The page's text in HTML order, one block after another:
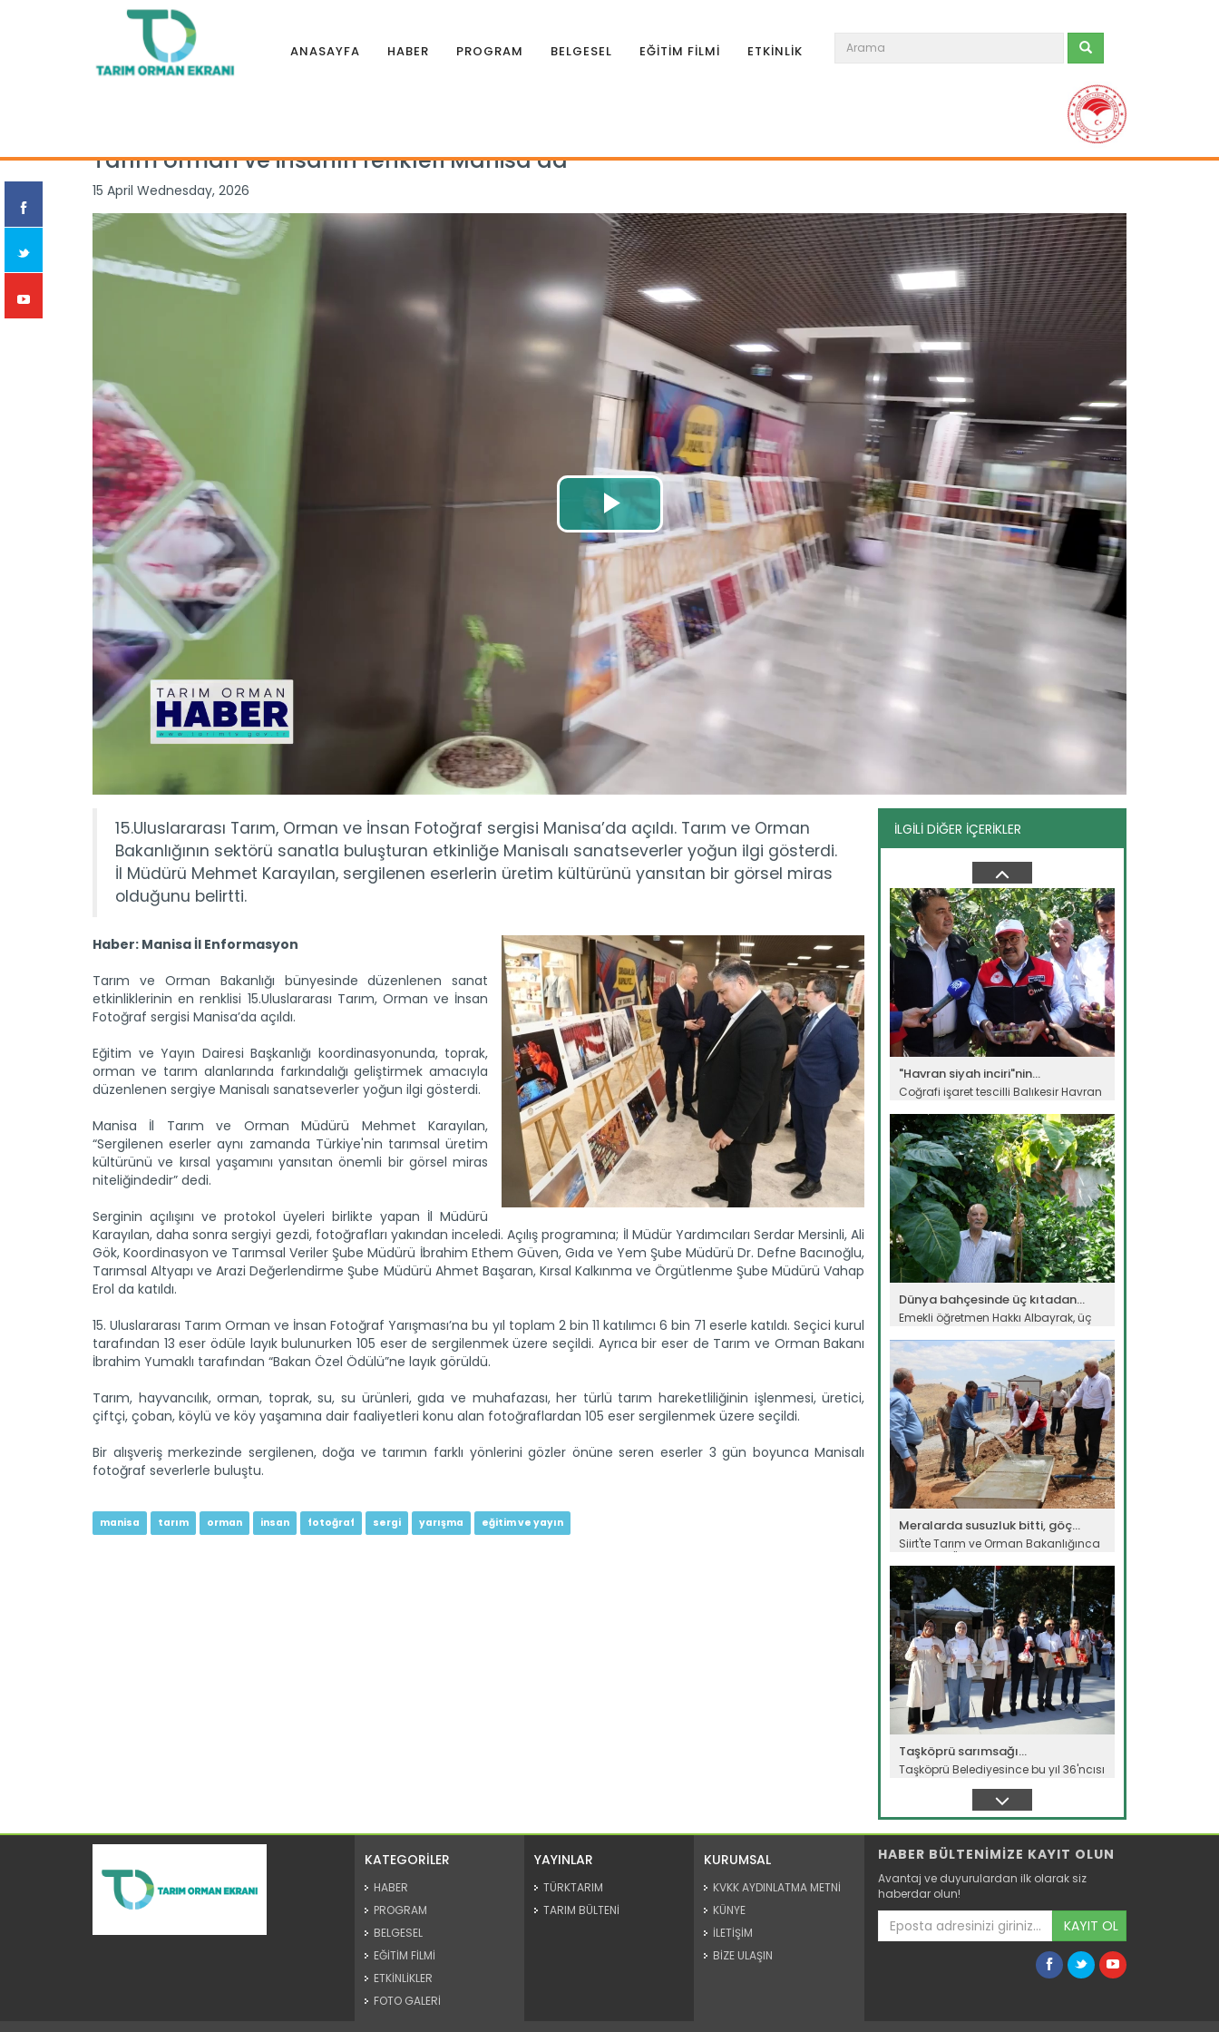
ANASAYFA HABER PROGRAM BELGESEL EĞİTİM FİLMİ ETKİNLİK
Tarım orman ve insanın renkleri Manisa’da
15 April Wednesday, 2026
15.Uluslararası Tarım, Orman ve İnsan Fotoğraf sergisi Manisa’da açıldı. Tarım ve Orman
Bakanlığının sektörü sanatla buluşturan etkinliğe Manisalı sanatseverler yoğun ilgi gösterdi.
İl Müdürü Mehmet Karayılan, sergilenen eserlerin üretim kültürünü yansıtan bir görsel miras
olduğunu belirtti.
Haber: Manisa İl Enformasyon
Tarım ve Orman Bakanlığı bünyesinde düzenlenen sanat
etkinliklerinin en renklisi 15.Uluslararası Tarım, Orman ve İnsan
Fotoğraf sergisi Manisa’da açıldı.
Eğitim ve Yayın Dairesi Başkanlığı koordinasyonunda, toprak,
orman ve tarım alanlarında farkındalığı geliştirmek amacıyla
düzenlenen sergiye Manisalı sanatseverler yoğun ilgi gösterdi.
Manisa İl Tarım ve Orman Müdürü Mehmet Karayılan,
“Sergilenen eserler aynı zamanda Türkiye'nin tarımsal üretim
kültürünü ve kırsal yaşamını yansıtan önemli bir görsel miras
niteliğindedir” dedi.
Serginin açılışını ve protokol üyeleri birlikte yapan İl Müdürü
Karayılan, daha sonra sergiyi gezdi, fotoğrafları yakından inceledi. Açılış programına; İl Müdür Yardımcıları Serdar Mersinli, Ali
Gök, Koordinasyon ve Tarımsal Veriler Şube Müdürü İbrahim Ethem Güven, Gıda ve Yem Şube Müdürü Dr. Defne Bacınoğlu,
Tarımsal Altyapı ve Arazi Değerlendirme Şube Müdürü Ahmet Başaran, Kırsal Kalkınma ve Örgütlenme Şube Müdürü Vahap
Erol da katıldı.
15. Uluslararası Tarım Orman ve İnsan Fotoğraf Yarışması’na bu yıl toplam 2 bin 11 katılımcı 6 bin 71 eserle katıldı. Seçici kurul
tarafından 13 eser ödüle layık bulunurken 105 eser de sergilenmek üzere seçildi. Ayrıca bir eser de Tarım ve Orman Bakanı
İbrahim Yumaklı tarafından “Bakan Özel Ödülü”ne layık görüldü.
Tarım, hayvancılık, orman, toprak, su, su ürünleri, gıda ve muhafazası, her türlü tarım hareketliliğinin işlenmesi, üretici,
çiftçi, çoban, köylü ve köy yaşamına dair faaliyetleri konu alan fotoğraflardan 105 eser sergilenmek üzere seçildi.
Bir alışveriş merkezinde sergilenen, doğa ve tarımın farklı yönlerini gözler önüne seren eserler 3 gün boyunca Manisalı
fotoğraf severlerle buluştu.
manisa tarım orman insan fotoğraf sergi yarışma eğitim ve yayın
İLGİLİ DİĞER İÇERİKLER
Devamını Oku ->
Genç girişimci devlet...
Erzincan’ın Tercan ilçesinde
üniversite eğitimini tamamladıktan...
Devamını Oku ->
şartlarına rağmen çorak arazide...
Devamını Oku ->
Kars’ta "Taner" buğdayı ile...
Kars'ta Tarım ve Orman Bakanlığının
destekleriyle ekimi yapılan...
Devamını Oku ->
"Havran siyah inciri"nin...
Coğrafi işaret tescilli Balıkesir Havran
Devamını Oku ->
Dünya bahçesinde üç kıtadan...
Emekli öğretmen Hakkı Albayrak, üç
Devamını Oku ->
Meralarda susuzluk bitti, göç...
Siirt'te Tarım ve Orman Bakanlığınca
yürütülen "Mera Islah ve...
Devamını Oku ->
Taşköprü sarımsağı...
Taşköprü Belediyesince bu yıl 36'ncısı
Sulama projesinde sona...
KATEGORİLER
HABER
PROGRAM
BELGESEL
EĞİTİM FİLMİ
ETKİNLİKLER
FOTO GALERİ
YAYINLAR
TÜRKTARIM
TARIM BÜLTENİ
KURUMSAL
KVKK AYDINLATMA METNİ
KÜNYE
İLETİŞİM
BİZE ULAŞIN
HABER BÜLTENİMİZE KAYIT OLUN
Avantaj ve duyurulardan ilk olarak siz
haberdar olun!
KAYIT OL